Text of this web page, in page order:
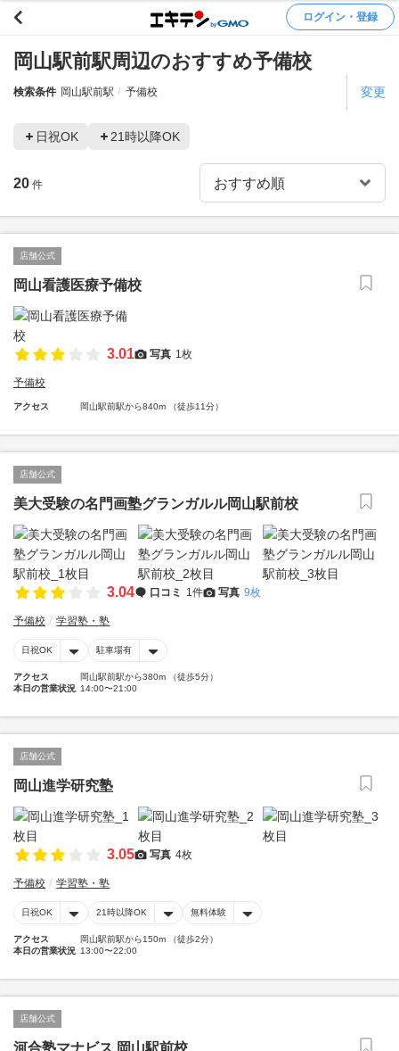
ログイン・登録
岡山駅前駅周辺のおすすめ予備校
検索条件 岡山駅前駅 予備校 変更
日祝OK 21時以降OK
20 件
店舗公式
岡山看護医療予備校
3.01 写真 1枚
予備校
アクセス 岡山駅前駅から840m （徒歩11分）
店舗公式
美大受験の名門画塾グランガルル岡山駅前校
3.04 口コミ 1件 写真 9枚
予備校 学習塾・塾
日祝OK 駐車場有
アクセス
岡山駅前駅から380m （徒歩5分）
本日の営業状況 14:00〜21:00
店舗公式
岡山進学研究塾
3.05 写真 4枚
予備校 学習塾・塾
日祝OK 21時以降OK 無料体験
アクセス
岡山駅前駅から150m （徒歩2分）
本日の営業状況 13:00〜22:00
店舗公式
河合塾マナビス 岡山駅前校